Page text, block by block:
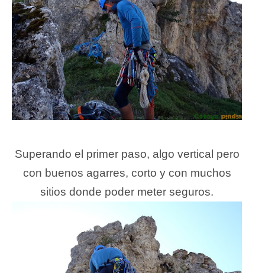
Superando el primer paso, algo vertical pero
con buenos agarres, corto y con muchos
sitios donde poder meter seguros.